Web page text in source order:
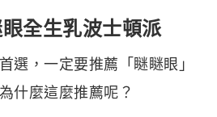
全生乳波士頓派
選，一定要推薦「瞇瞇眼」
什麼這麼推薦呢？